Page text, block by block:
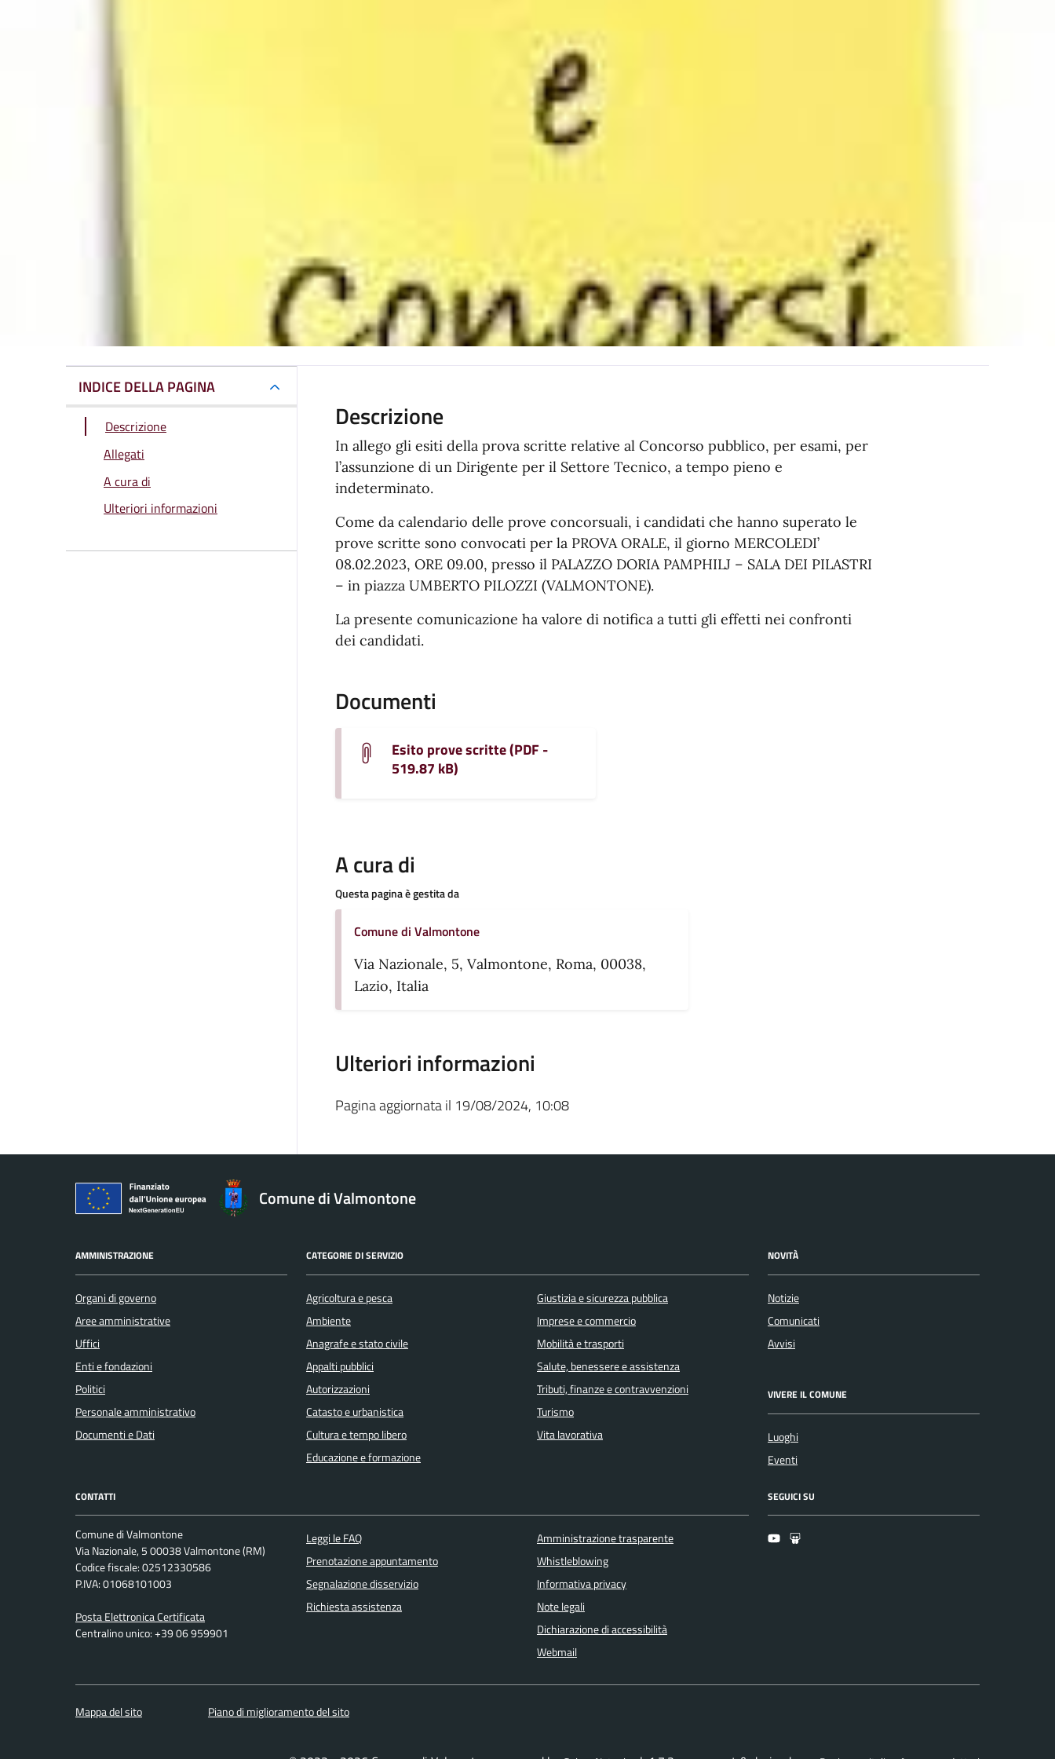
INDICE DELLA PAGINA
Descrizione
Allegati
A cura di
Ulteriori informazioni
Descrizione
In allego gli esiti della prova scritte relative al Concorso pubblico, per esami, per
l’assunzione di un Dirigente per il Settore Tecnico, a tempo pieno e
indeterminato.
Come da calendario delle prove concorsuali, i candidati che hanno superato le
prove scritte sono convocati per la PROVA ORALE, il giorno MERCOLEDI’
08.02.2023, ORE 09.00, presso il PALAZZO DORIA PAMPHILJ – SALA DEI PILASTRI
– in piazza UMBERTO PILOZZI (VALMONTONE).
La presente comunicazione ha valore di notifica a tutti gli effetti nei confronti
dei candidati.
Documenti
Esito prove scritte (PDF -
519.87 kB)
A cura di
Questa pagina è gestita da
Comune di Valmontone
Via Nazionale, 5, Valmontone, Roma, 00038,
Lazio, Italia
Ulteriori informazioni
Pagina aggiornata il 19/08/2024, 10:08
Comune di Valmontone
AMMINISTRAZIONE
Organi di governo
Aree amministrative
Uffici
Enti e fondazioni
Politici
Personale amministrativo
Documenti e Dati
CATEGORIE DI SERVIZIO
Agricoltura e pesca
Ambiente
Anagrafe e stato civile
Appalti pubblici
Autorizzazioni
Catasto e urbanistica
Cultura e tempo libero
Educazione e formazione
Giustizia e sicurezza pubblica
Imprese e commercio
Mobilità e trasporti
Salute, benessere e assistenza
Tributi, finanze e contravvenzioni
Turismo
Vita lavorativa
NOVITÀ
Notizie
Comunicati
Avvisi
VIVERE IL COMUNE
Luoghi
Eventi
CONTATTI
Comune di Valmontone
Via Nazionale, 5 00038 Valmontone (RM)
Codice fiscale: 02512330586
P.IVA: 01068101003
Posta Elettronica Certificata
Centralino unico: +39 06 959901
Leggi le FAQ
Prenotazione appuntamento
Segnalazione disservizio
Richiesta assistenza
Amministrazione trasparente
Whistleblowing
Informativa privacy
Note legali
Dichiarazione di accessibilità
Webmail
SEGUICI SU
YoutubeSlideshare
Mappa del sito Piano di miglioramento del sito